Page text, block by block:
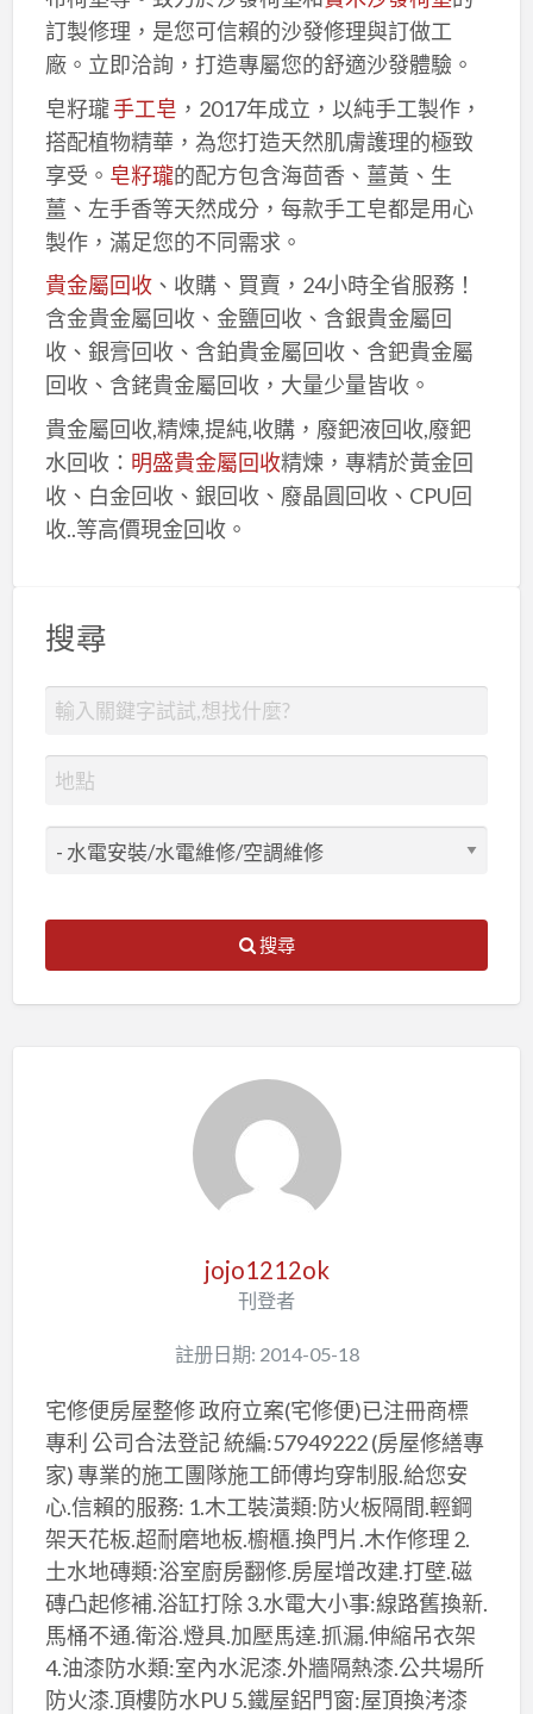
訂製修理，是您可信賴的沙發修理與訂做工
廠。立即洽詢，打造專屬您的舒適沙發體驗。
皂籽瓏手工皂 ，2017年成立，以純手工製作，
搭配植物精華，為您打造天然肌膚護理的極致
享受。 皂籽瓏的配方包含海茴香、薑黃、生
薑、左手香等天然成分，每款手工皂都是用心
製作，滿足您的不同需求。
貴金屬回收、收購、買賣，24小時全省服務！
含金貴金屬回收、金鹽回收、含銀貴金屬回
收、銀膏回收、含鉑貴金屬回收、含鈀貴金屬
回收、含銠貴金屬回收，大量少量皆收。
貴金屬回收,精煉,提純,收購，廢鈀液回收,廢鈀
水回收： 明盛貴金屬回收精煉，專精於黃金回
收、白金回收、銀回收、廢晶圓回收、CPU回
收..等高價現金回收。
搜尋
搜尋
jojo1212ok
刊登者
註册日期: 2014-05-18
宅修便房屋整修 政府立案(宅修便)已注冊商標
專利 公司合法登記 統編:57949222 (房屋修繕專
家) 專業的施工團隊施工師傅均穿制服.給您安
心.信賴的服務: 1.木工裝潢類:防火板隔間.輕鋼
架天花板.超耐磨地板.櫥櫃.換門片.木作修理 2.
土水地磚類:浴室廚房翻修.房屋增改建.打壁.磁
磚凸起修補.浴缸打除 3.水電大小事:線路舊換新.
馬桶不通.衛浴.燈具.加壓馬達.抓漏.伸縮吊衣架
4.油漆防水類:室內水泥漆.外牆隔熱漆.公共場所
防火漆.頂樓防水PU 5.鐵屋鋁門窗:屋頂換洘漆